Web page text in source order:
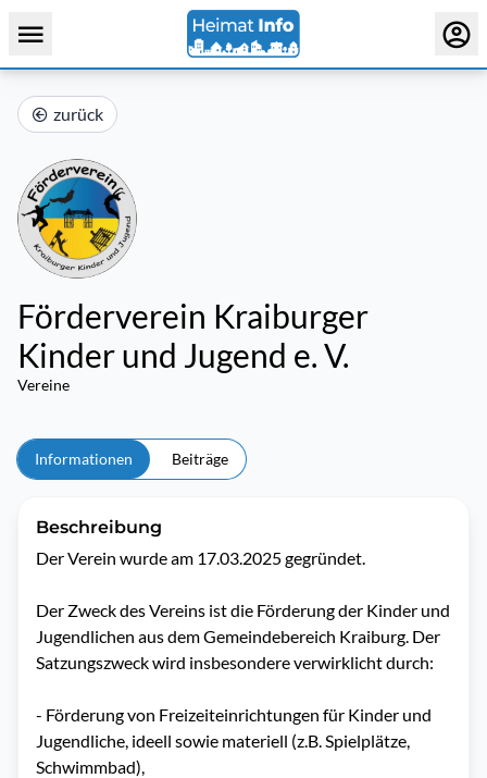
zurück
Förderverein Kraiburger
Kinder und Jugend e. V.
Vereine
Informationen Beiträge
Beschreibung
Der Verein wurde am 17.03.2025 gegründet.
Der Zweck des Vereins ist die Förderung der Kinder und
Jugendlichen aus dem Gemeindebereich Kraiburg. Der
Satzungszweck wird insbesondere verwirklicht durch:
- Förderung von Freizeiteinrichtungen für Kinder und
Jugendliche, ideell sowie materiell (z.B. Spielplätze,
Schwimmbad),